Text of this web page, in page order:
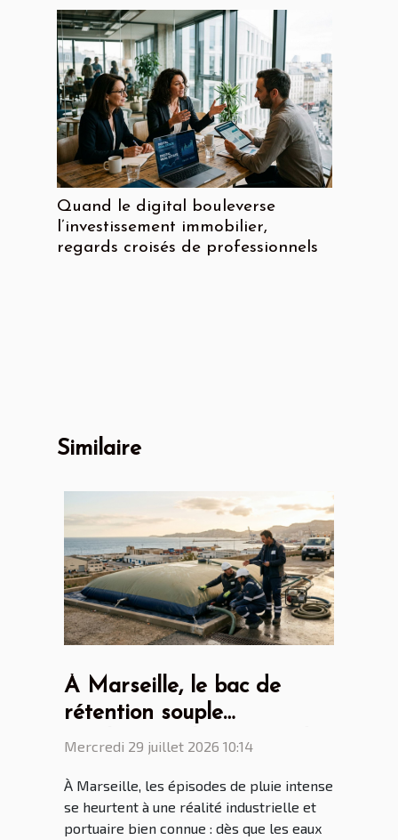
Quand le digital bouleverse
l’investissement immobilier,
regards croisés de professionnels
Similaire
À Marseille, le bac de
rétention souple
révolutionne la gestion des
Mercredi 29 juillet 2026 10:14
À Marseille, les épisodes de pluie intense
se heurtent à une réalité industrielle et
portuaire bien connue : dès que les eaux